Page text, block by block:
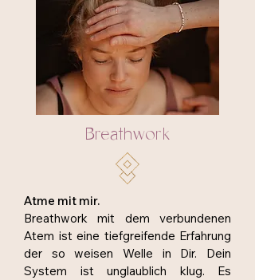
Breathwork
Atme mit mir.
Breathwork mit dem verbundenen
Atem ist eine tiefgreifende Erfahrung
der so weisen Welle in Dir. Dein
System ist unglaublich klug. Es